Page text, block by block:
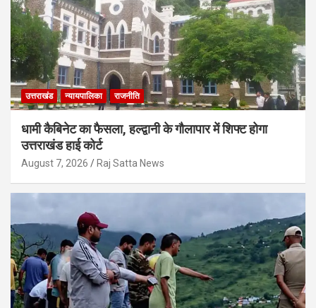
उत्तराखंड न्यायपालिका राजनीति
धामी कैबिनेट का फैसला, हल्द्वानी के गौलापार में शिफ्ट होगा
उत्तराखंड हाई कोर्ट
August 7, 2026 Raj Satta News